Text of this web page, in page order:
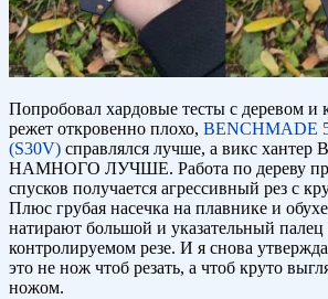
Попробовал хардовые тесты с деревом и
режет откровенно плохо, BENCHMADE
(S30V) справлялся лучше, а викс
НАМНОГО ЛУЧШЕ. Работа по дереву
спусков получается агрессивный рез с
Плюс грубая насечка на плавнике и
натирают большой и указательный
контролируемом резе. И я снова
это не нож чтоб резать, а чтоб круто
ножом.